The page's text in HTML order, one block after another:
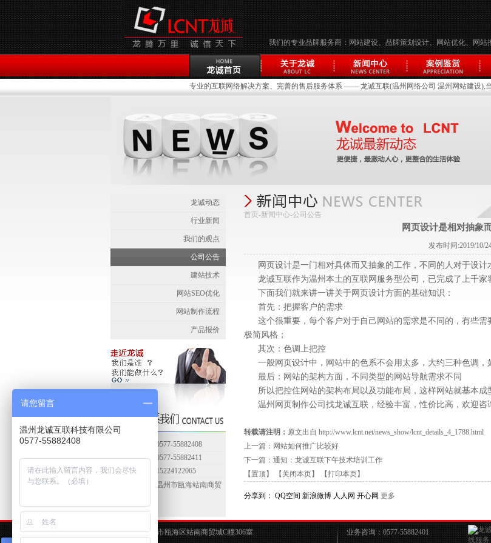
我们的专业品牌服务商：网站建设、品牌策划设计、网站优化、网站
专业的互联网络解决方案、完善的售后服务体系 —— 龙诚互联(温州网络公司 温州网站建设),
龙诚动态
行业新闻
我们的观点
公司公告
建站技术
网站SEO优化
网站制作流程
产品报价
联系电话：0577-55882408
传真号码：0577-55882411
联系手机：15224122065
联系地址：温州市瓯海站南商贸
首页-新闻中心-公司公告
网页设计是相对抽象
发布时间:2019/10/
网页设计是一门相对具体而又抽象的工作，不同的人对于设计
龙诚互联作为温州本土的互联网服务型公司，已完成了上千家
下面我们就来讲一讲关于网页设计方面的基础知识：
首先：把握客户的需求
这个很重要，每个客户对于自己网站的需求是不同的，有些需
极简风格；
其次：色调上把控
一般网页设计中，网站中的色系不会用太多，大约三种色调
最后：网站的架构方面，不同类型的网站导航需求不同
所以把控住网站的架构布局以及功能布局，这样网站就基本成
温州网页制作公司找龙诚互联，经验丰富，性价比高，欢迎咨
转载请注明： 原文出自 http://www.lcnt.net/news_show/lcnt_details_4_1788.html
上一篇： 网站如何推广比较好
下一篇： 通知：龙诚互联下午技术培训工作
【置顶】
【关闭本页】 【打印本页】
分享到： QQ空间 新浪微博 人人网 开心网 更多
地址：温州市瓯海区站南商贸城C幢306室 业务咨询：0577-55882401
请您留言
温州龙诚互联科技有限公司
0577-55882408